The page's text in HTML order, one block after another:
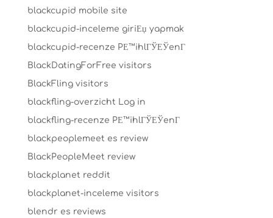
blackcupid mobile site
blackcupid-inceleme giriЕџ yapmak
blackcupid-recenze PЕ™ihlГЎЕЎenГ­
BlackDatingForFree visitors
BlackFling visitors
blackfling-overzicht Log in
blackfling-recenze PЕ™ihlГЎЕЎenГ­
blackpeoplemeet es review
BlackPeopleMeet review
blackplanet reddit
blackplanet-inceleme visitors
blendr es reviews